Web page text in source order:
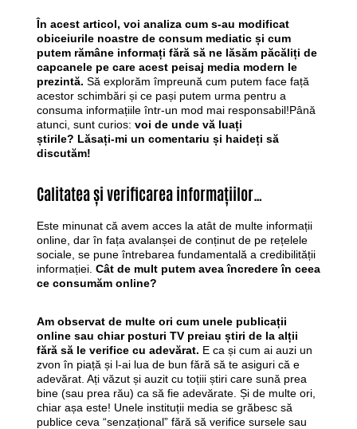
În acest articol, voi analiza cum s-au modificat
obiceiurile noastre de consum mediatic și cum
putem rămâne informați fără să ne lăsăm păcăliți de
capcanele pe care acest peisaj media modern le
prezintă. Să explorăm împreună cum putem face față
acestor schimbări și ce pași putem urma pentru a
consuma informațiile într-un mod mai responsabil!Până
atunci, sunt curios: voi de unde vă luați
știrile? Lăsați-mi un comentariu și haideți să
discutăm!
Calitatea și verificarea informațiilor…
Este minunat că avem acces la atât de multe informații
online, dar în fața avalanșei de conținut de pe rețelele
sociale, se pune întrebarea fundamentală a credibilității
informației. Cât de mult putem avea încredere în ceea
ce consumăm online?
Am observat de multe ori cum unele publicații
online sau chiar posturi TV preiau știri de la alții
fără să le verifice cu adevărat. E ca și cum ai auzi un
zvon în piață și l-ai lua de bun fără să te asiguri că e
adevărat. Ați văzut și auzit cu toțiii știri care sună prea
bine (sau prea rău) ca să fie adevărate. Și de multe ori,
chiar așa este! Unele instituții media se grăbesc să
publice ceva “senzațional” fără să verifice sursele sau